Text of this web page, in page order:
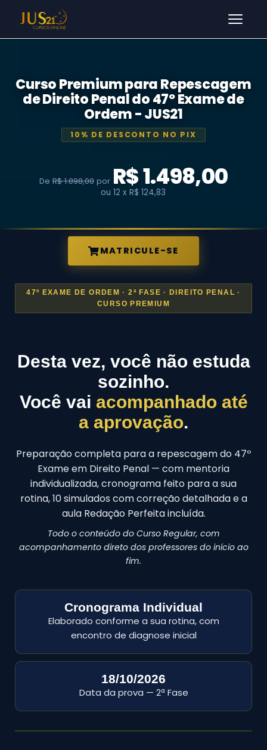
Curso Premium para Repescagem
de Direito Penal do 47º Exame de
Ordem - JUS21
10% DE DESCONTO NO PIX
De R$ 1.898,00por R$ 1.498,00
ou 12 x R$ 124,83
MATRICULE-SE
47º EXAME DE ORDEM · 2ª FASE · DIREITO PENAL ·
CURSO PREMIUM
Desta vez, você não estuda
sozinho.
Você vai acompanhado até
a aprovação.
Preparação completa para a repescagem do 47º
Exame em Direito Penal — com mentoria
individualizada, cronograma feito para a sua
rotina, 10 simulados com correção detalhada e a
aula Redação Perfeita incluída.
Todo o conteúdo do Curso Regular, com
acompanhamento direto dos professores do início ao
fim.
Cronograma Individual
Elaborado conforme a sua rotina, com
encontro de diagnose inicial
18/10/2026
Data da prova — 2ª Fase